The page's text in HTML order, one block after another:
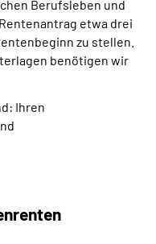
Berufsleben und
etwa drei
zu stellen.
benötigen wir
Ihren